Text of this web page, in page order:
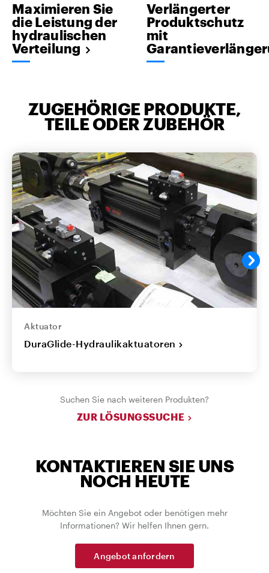
Maximieren Sie
die Leistung der
hydraulischen
Verteilung
Verlängerter
Produktschutz
mit
ZUGEHÖRIGE PRODUKTE,
TEILE ODER ZUBEHÖR
Aktuator
DuraGlide-Hydraulikaktuatoren
Suchen Sie nach weiteren Produkten?
ZUR LÖSUNGSSUCHE
KONTAKTIEREN SIE UNS
NOCH HEUTE
Möchten Sie ein Angebot oder benötigen mehr
Informationen? Wir helfen Ihnen gern.
Angebot anfordern